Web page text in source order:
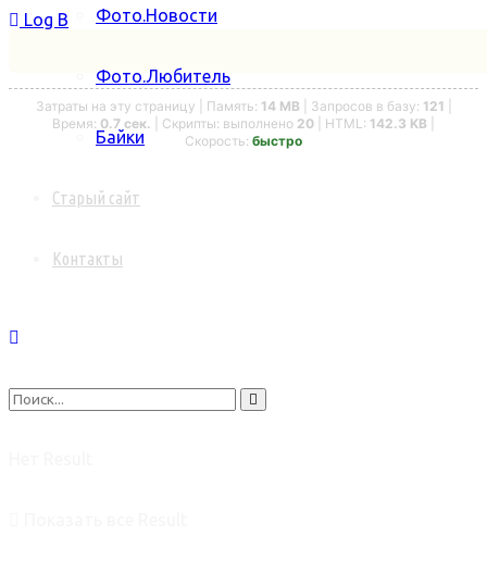
Фото.Новости
Фото.Любитель
Байки
Старый сайт
Контакты
Log В
Затраты на эту страницу | Память: 14 MB | Запросов в базу: 121
Время: 0.7 сек. | Скрипты: выполнено 20 | HTML: 142.3 KB
Скорость: быстро